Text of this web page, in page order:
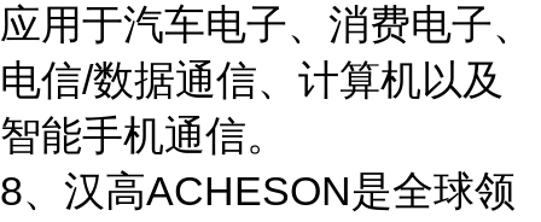
应用于汽车电子、消费电子、
电信/数据通信、计算机以及
智能手机通信。
8、汉高ACHESON是全球领